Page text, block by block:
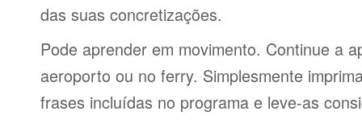
das suas concretizações.
Pode aprender em movimento. Continue a
aeroporto ou no ferry. Simplesmente
frases incluídas no programa e leve-as